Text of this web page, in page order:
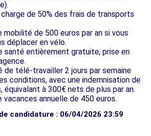
charge de 50% des frais de transports
mobilité de 500 euros par an si vous
déplacer en vélo.
santé entièrement gratuite, prise en
de télé-travailler 2 jours par semaine
conditions, avec une indemnisation de
équivalant à 300€ nets de plus par an.
vacances annuelle de 450 euros.
candidature : 06/04/2026 23:59